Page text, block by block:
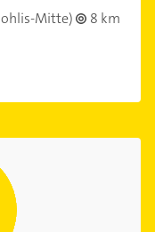
Mitte)
8 km